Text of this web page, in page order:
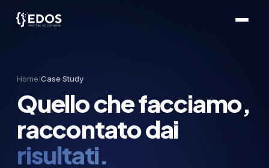
Home/Case Study
Quello che facciamo,
raccontato dai
risultati.